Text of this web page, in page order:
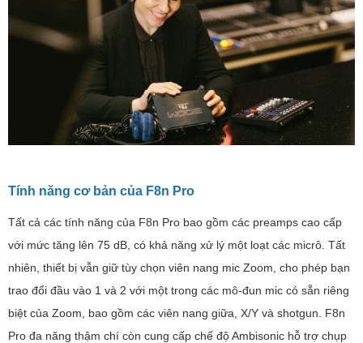
Tính năng cơ bản của F8n Pro
Tất cả các tính năng của F8n Pro bao gồm các preamps cao cấp
với mức tăng lên 75 dB, có khả năng xử lý một loạt các micrô. Tất
nhiên, thiết bị vẫn giữ tùy chọn viên nang mic Zoom, cho phép bạn
trao đổi đầu vào 1 và 2 với một trong các mô-đun mic có sẵn riêng
biệt của Zoom, bao gồm các viên nang giữa, X/Y và shotgun. F8n
Pro đa năng thậm chí còn cung cấp chế độ Ambisonic hỗ trợ chụp